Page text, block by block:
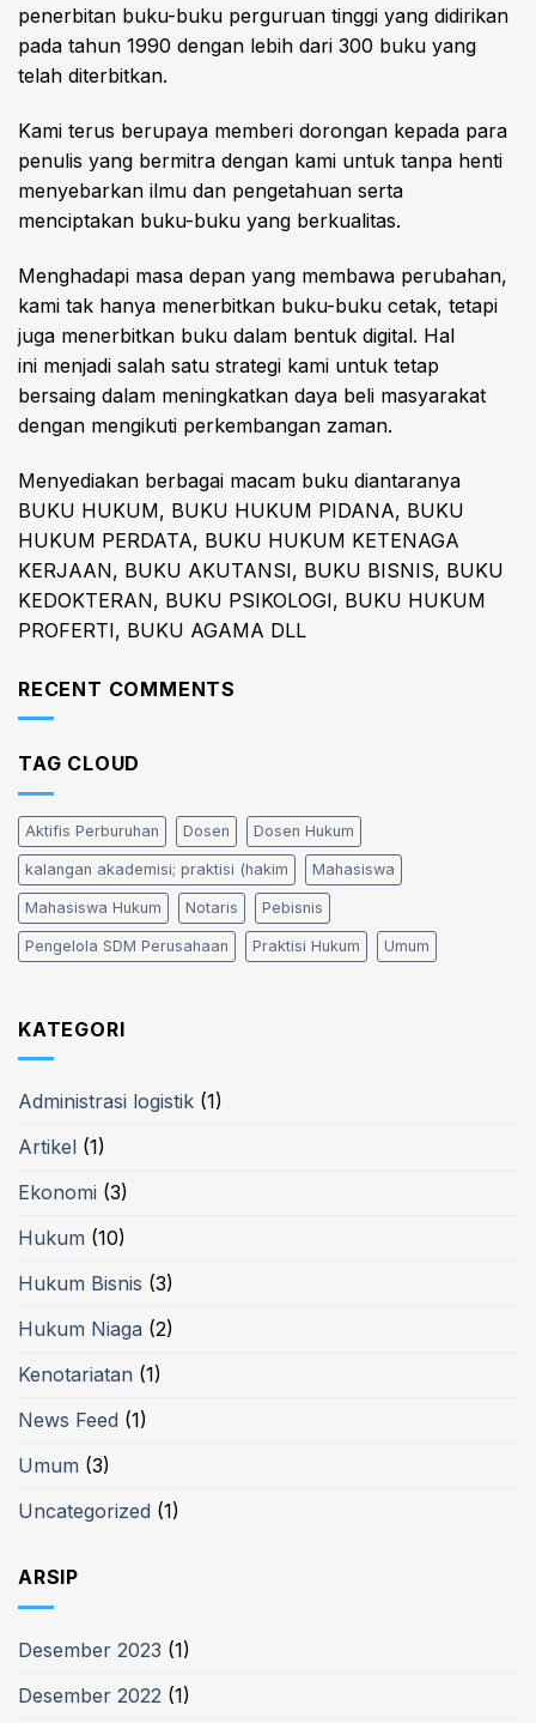
penerbitan buku-buku perguruan tinggi yang didirikan
pada tahun 1990 dengan lebih dari 300 buku yang
telah diterbitkan.
Kami terus berupaya memberi dorongan kepada para
penulis yang bermitra dengan kami untuk tanpa henti
menyebarkan ilmu dan pengetahuan serta
menciptakan buku-buku yang berkualitas.
Menghadapi masa depan yang membawa perubahan,
kami tak hanya menerbitkan buku-buku cetak, tetapi
juga menerbitkan buku dalam bentuk digital. Hal
ini menjadi salah satu strategi kami untuk tetap
bersaing dalam meningkatkan daya beli masyarakat
dengan mengikuti perkembangan zaman.
Menyediakan berbagai macam buku diantaranya
BUKU HUKUM, BUKU HUKUM PIDANA, BUKU
HUKUM PERDATA, BUKU HUKUM KETENAGA
KERJAAN, BUKU AKUTANSI, BUKU BISNIS, BUKU
KEDOKTERAN, BUKU PSIKOLOGI, BUKU HUKUM
PROFERTI, BUKU AGAMA DLL
RECENT COMMENTS
TAG CLOUD
Aktifis Perburuhan Dosen Dosen Hukum
kalangan akademisi; praktisi (hakim Mahasiswa
Mahasiswa Hukum Notaris Pebisnis
Pengelola SDM Perusahaan Praktisi Hukum Umum
KATEGORI
Administrasi logistik (1)
Artikel (1)
Ekonomi (3)
Hukum (10)
Hukum Bisnis (3)
Hukum Niaga (2)
Kenotariatan (1)
News Feed (1)
Umum (3)
Uncategorized (1)
ARSIP
Desember 2023 (1)
Desember 2022 (1)